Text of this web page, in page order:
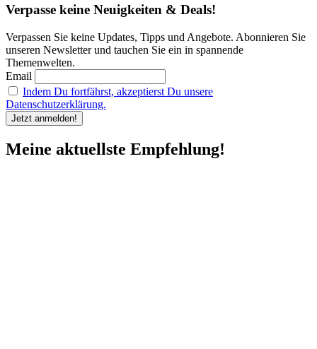
Verpasse keine Neuigkeiten & Deals!
Verpassen Sie keine Updates, Tipps und Angebote. Abonnieren Sie
unseren Newsletter und tauchen Sie ein in spannende
Themenwelten.
Email
Indem Du fortfährst, akzeptierst Du unsere
Datenschutzerklärung.
Meine aktuellste Empfehlung!